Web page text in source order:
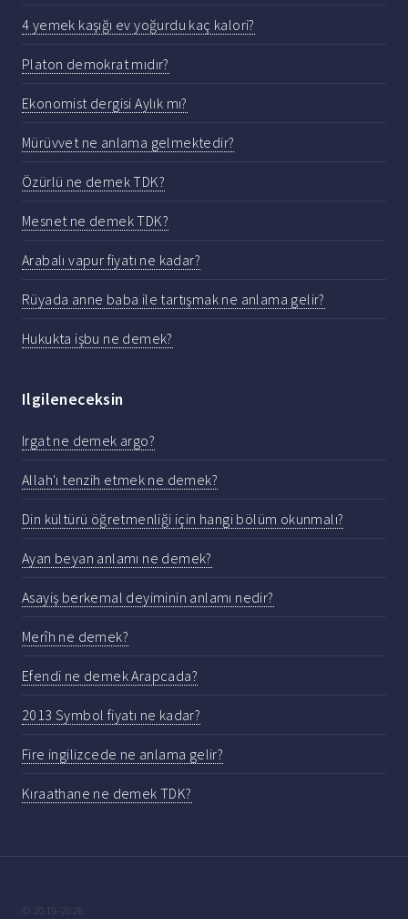
4 yemek kaşığı ev yoğurdu kaç kalori?
Platon demokrat mıdır?
Ekonomist dergisi Aylık mı?
Mürüvvet ne anlama gelmektedir?
Özürlü ne demek TDK?
Mesnet ne demek TDK?
Arabalı vapur fiyatı ne kadar?
Rüyada anne baba ile tartışmak ne anlama gelir?
Hukukta işbu ne demek?
Ilgileneceksin
Irgat ne demek argo?
Allah'ı tenzih etmek ne demek?
Din kültürü öğretmenliği için hangi bölüm okunmalı?
Ayan beyan anlamı ne demek?
Asayiş berkemal deyiminin anlamı nedir?
Merîh ne demek?
Efendi ne demek Arapcada?
2013 Symbol fiyatı ne kadar?
Fire ingilizcede ne anlama gelir?
Kıraathane ne demek TDK?
© 2019-2026.